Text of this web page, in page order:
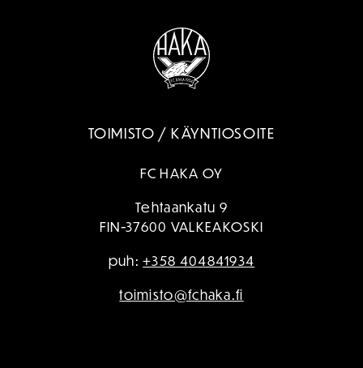
TOIMISTO / KÄYNTIOSOITE
FC HAKA OY
Tehtaankatu 9
FIN-37600 VALKEAKOSKI
puh:+358 404841934
toimisto@fchaka.fi